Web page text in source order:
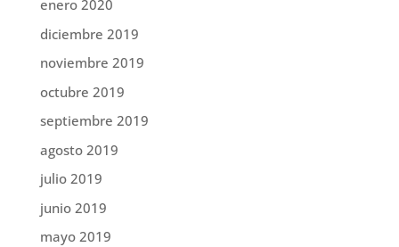
enero 2020
diciembre 2019
noviembre 2019
octubre 2019
septiembre 2019
agosto 2019
julio 2019
junio 2019
mayo 2019